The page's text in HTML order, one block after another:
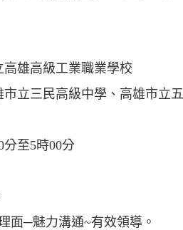
雄高級工業職業學校
立三民高級中學、高雄市立
至5時00分
面─魅力溝通~有效領導。